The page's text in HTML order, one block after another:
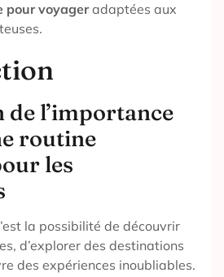
pour voyageradaptées aux
l’importance
routine
les
la possibilité de découvrir
d’explorer des destinations
des expériences inoubliables.